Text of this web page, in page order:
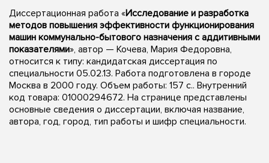
Диссертационная работа «Исследование и разработка
методов повышения эффективности функционирования
машин коммунально-бытового назначения с аддитивными
показателями», автор — Кочева, Мария Федоровна,
относится к типу: кандидатская диссертация по
специальности 05.02.13. Работа подготовлена в городе
Москва в 2000 году. Объем работы: 157 с.. Внутренний
код товара: 01000294672. На странице представлены
основные сведения о диссертации, включая название,
автора, год, город, тип работы и шифр специальности.